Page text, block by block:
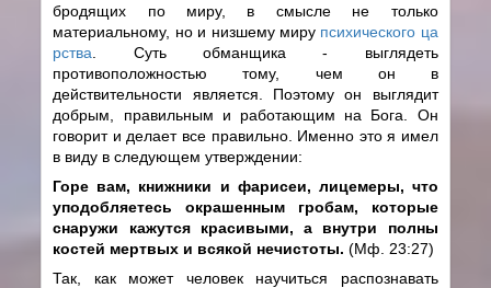
бродящих по миру, в смысле не только
материальному, но и низшему миру психического ца
рства . Суть обманщика - выглядеть
противоположностью тому, чем он в
действительности является. Поэтому он выглядит
добрым, правильным и работающим на Бога. Он
говорит и делает все правильно. Именно это я имел
в виду в следующем утверждении:
Горе вам, книжники и фарисеи, лицемеры, что
уподобляетесь окрашенным гробам, которые
снаружи кажутся красивыми, а внутри полны
костей мертвых и всякой нечистоты. (Мф. 23:27)
Так, как может человек научиться распознавать